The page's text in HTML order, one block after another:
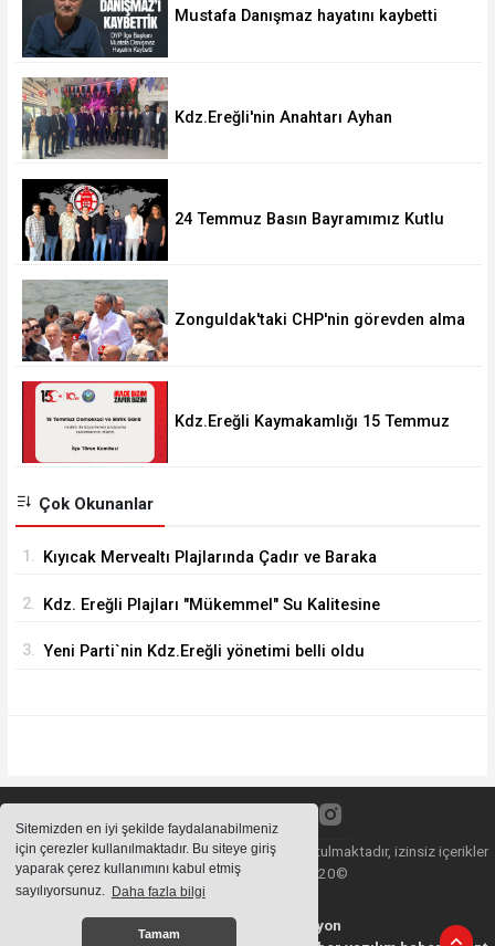
Sitemizden en iyi şekilde faydalanabilmeniz
için çerezler kullanılmaktadır. Bu siteye giriş
yaparak çerez kullanımını kabul etmiş
sayılıyorsunuz. Daha fazla bilgi
Tamam
Mustafa Danışmaz hayatını kaybetti
Kdz.Ereğli'nin Anahtarı Ayhan
24 Temmuz Basın Bayramımız Kutlu
Zonguldak'taki CHP'nin görevden alma
Kdz.Ereğli Kaymakamlığı 15 Temmuz
Çok Okunanlar
1. Kıyıcak Mervealtı Plajlarında Çadır ve Baraka
2. Kdz. Ereğli Plajları "Mükemmel" Su Kalitesine
3. Yeni Parti`nin Kdz.Ereğli yönetimi belli oldu
Sitemizde bulunan içeriklerin tüm hakları saklı tutulmaktadır, izinsiz içerikler
kullanılamaz. Copyright 2020©
Haber Yazılımı:
Web Aksiyon